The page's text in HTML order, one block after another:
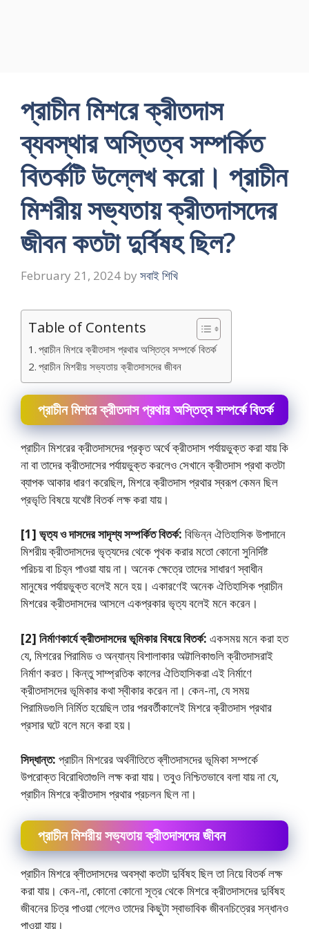
প্রাচীন মিশরে ক্রীতদাস
ব্যবস্থার অস্তিত্ব সম্পর্কিত
বিতর্কটি উল্লেখ করাে। প্রাচীন
মিশরীয় সভ্যতায় ক্রীতদাসদের
জীবন কতটা দুর্বিষহ ছিল?
February 21, 2024 by সবাই শিখি
Table of Contents
প্রাচীন মিশরে ক্রীতদাস প্রথার অস্তিত্ব সম্পর্কে বিতর্ক
প্রাচীন মিশরীয় সভ্যতায় ক্রীতদাসদের জীবন
প্রাচীন মিশরে ক্রীতদাস প্রথার অস্তিত্ব সম্পর্কে বিতর্ক
প্রাচীন মিশরের ক্রীতদাসদের প্রকৃত অর্থে ক্রীতদাস পর্যায়ভুক্ত করা যায় কি
না বা তাদের ক্রীতদাসের পর্যায়ভুক্ত করলেও সেখানে ক্রীতদাস প্রথা কতটা
ব্যাপক আকার ধারণ করেছিল, মিশরে ক্রীতদাস প্রথার স্বরূপ কেমন ছিল
প্রভৃতি বিষয়ে যথেষ্ট বিতর্ক লক্ষ করা যায়।
[1] ভৃত্য ও দাসদের সাদৃশ্য সম্পর্কিত বিতর্ক: বিভিন্ন ঐতিহাসিক উপাদানে
মিশরীয় ক্রীতদাসদের ভৃত্যদের থেকে পৃথক করার মতাে কোনাে সুনির্দিষ্ট
পরিচয় বা চিহ্ন পাওয়া যায় না। অনেক ক্ষেত্রে তাদের সাধারণ স্বাধীন
মানুষের পর্যায়ভুক্ত বলেই মনে হয়। একারণেই অনেক ঐতিহাসিক প্রাচীন
মিশরের ক্রীতদাসদের আসলে একপ্রকার ভৃত্য বলেই মনে করেন।
[2] নির্মাণকার্যে ক্রীতদাসদের ভূমিকার বিষয়ে বিতর্ক: একসময় মনে করা হত
যে, মিশরের পিরামিড ও অন্যান্য বিশালাকার অট্টালিকাগুলি ক্রীতদাসরাই
নির্মাণ করত। কিন্তু সাম্প্রতিক কালের ঐতিহাসিকরা এই নির্মাণে
ক্রীতদাসদের ভূমিকার কথা স্বীকার করেন না। কেন-না, যে সময়
পিরামিডগুলি নির্মিত হয়েছিল তার পরবর্তীকালেই মিশরে ক্রীতদাস প্রথার
প্রসার ঘটে বলে মনে করা হয়।
সিদ্ধান্ত: প্রাচীন মিশরের অর্থনীতিতে ব্লীতদাসদের ভূমিকা সম্পর্কে
উপরােক্ত বিরােধিতাগুলি লক্ষ করা যায়। তবুও নিশ্চিতভাবে বলা যায় না যে,
প্রাচীন মিশরে ক্রীতদাস প্রথার প্রচলন ছিল না।
প্রাচীন মিশরীয় সভ্যতায় ক্রীতদাসদের জীবন
প্রাচীন মিশরে ব্লীতদাসদের অবস্থা কতটা দুর্বিষহ ছিল তা নিয়ে বিতর্ক লক্ষ
করা যায়। কেন-না, কোনাে কোনাে সূত্র থেকে মিশরে ক্রীতদাসদের দুর্বিষহ
জীবনের চিত্র পাওয়া গেলেও তাদের কিছুটা স্বাভাবিক জীবনচিত্রের সন্ধানও
পাওয়া যায়।